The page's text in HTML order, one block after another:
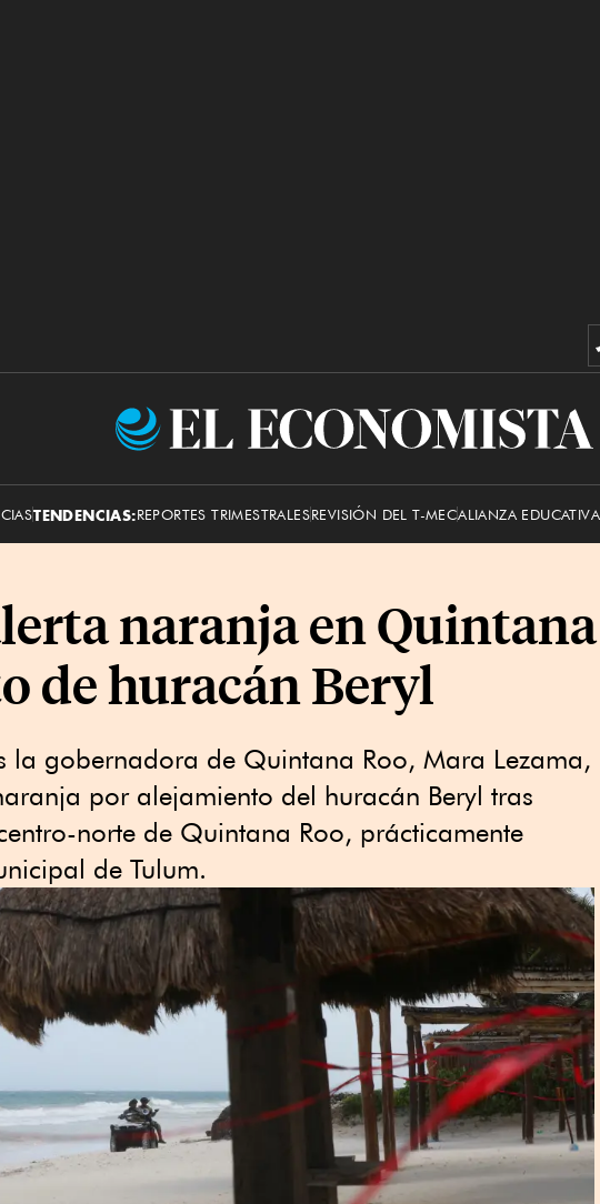
El
TENDENCIAS:REPORTES TRIMESTRALESREVISIÓN DEL T-MECALIANZA EDUCATIVA
naranja en
de huracán Beryl
la gobernadora de Quintana Roo, Mara Lezama,
por alejamiento del huracán Beryl tras
norte de Quintana Roo, prácticamente
de Tulum.